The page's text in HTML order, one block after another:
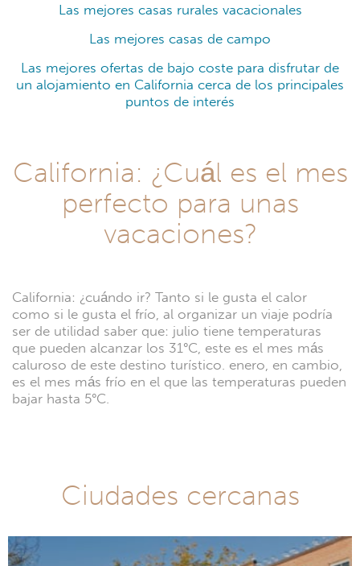
Las mejores casas rurales vacacionales
Las mejores casas de campo
Las mejores ofertas de bajo coste para disfrutar de
un alojamiento en California cerca de los principales
puntos de interés
California: ¿Cuál es el mes
perfecto para unas
vacaciones?
California: ¿cuándo ir? Tanto si le gusta el calor
como si le gusta el frío, al organizar un viaje podría
ser de utilidad saber que: julio tiene temperaturas
que pueden alcanzar los 31°C, este es el mes más
caluroso de este destino turístico. enero, en cambio,
es el mes más frío en el que las temperaturas pueden
bajar hasta 5°C.
Ciudades cercanas